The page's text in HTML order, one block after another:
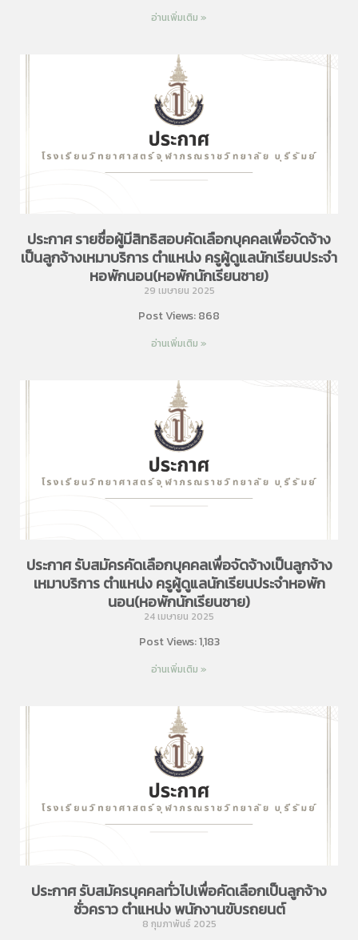
อ่านเพิ่มเติม »
ประกาศ รายชื่อผู้มีสิทธิสอบคัดเลือกบุคคลเพื่อจัดจ้าง
เป็นลูกจ้างเหมาบริการ ตำแหน่ง ครูผู้ดูแลนักเรียนประจำ
หอพักนอน(หอพักนักเรียนชาย)
29 เมษายน 2025
Post Views: 868
อ่านเพิ่มเติม »
ประกาศ รับสมัครคัดเลือกบุคคลเพื่อจัดจ้างเป็นลูกจ้าง
เหมาบริการ ตำแหน่ง ครูผู้ดูแลนักเรียนประจำหอพัก
นอน(หอพักนักเรียนชาย)
24 เมษายน 2025
Post Views: 1,183
อ่านเพิ่มเติม »
ประกาศ รับสมัครบุคคลทั่วไปเพื่อคัดเลือกเป็นลูกจ้าง
ชั่วคราว ตำแหน่ง พนักงานขับรถยนต์
8 กุมภาพันธ์ 2025